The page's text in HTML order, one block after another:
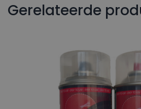
Gerelateerde